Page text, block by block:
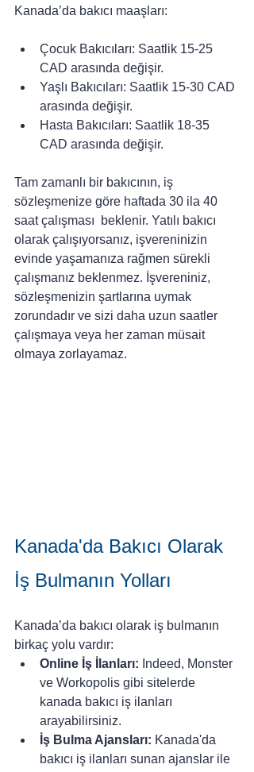
Kanada’da bakıcı maaşları:
Çocuk Bakıcıları: Saatlik 15-25
CAD arasında değişir.
Yaşlı Bakıcıları: Saatlik 15-30 CAD
arasında değişir.
Hasta Bakıcıları: Saatlik 18-35
CAD arasında değişir.
Tam zamanlı bir bakıcının, iş
sözleşmenize göre haftada 30 ila 40
saat çalışması  beklenir. Yatılı bakıcı
olarak çalışıyorsanız, işvereninizin
evinde yaşamanıza rağmen sürekli
çalışmanız beklenmez. İşvereniniz,
sözleşmenizin şartlarına uymak
zorundadır ve sizi daha uzun saatler
çalışmaya veya her zaman müsait
olmaya zorlayamaz.
Kanada'da Bakıcı Olarak
İş Bulmanın Yolları
Kanada’da bakıcı olarak iş bulmanın
birkaç yolu vardır:
Online İş İlanları: Indeed, Monster
ve Workopolis gibi sitelerde
kanada bakıcı iş ilanları
arayabilirsiniz.
İş Bulma Ajansları: Kanada'da
bakıcı iş ilanları sunan ajanslar ile